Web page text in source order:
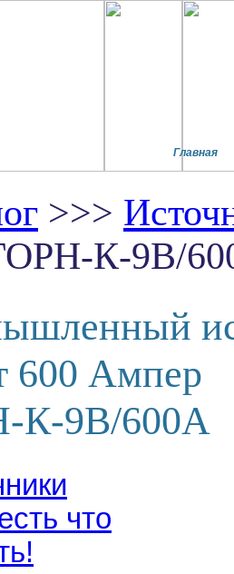
Главная
>>>
К-9В/
600 Ампер
К-9В/600А